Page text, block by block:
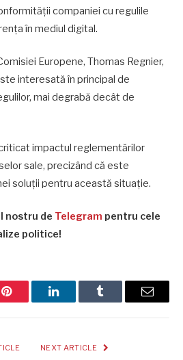
companiei cu regulile
în mediul digital.
Europene, Thomas Regnier,
interesată în principal de
mai degrabă decât de
impactul reglementărilor
sale, precizând că este
soluții pentru această situație.
nostru de Telegram pentru cele
politice!
Pinterest LinkedInTumblr Email
NEXT ARTICLE